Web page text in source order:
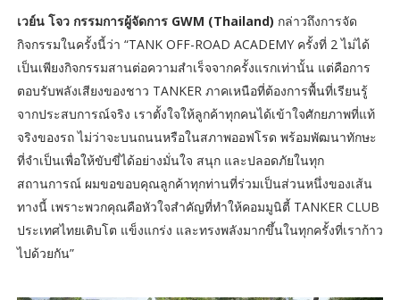
เวย์น โจว กรรมการผู้จัดการ GWM (Thailand) กล่าวถึงการจัด
กิจกรรมในครั้งนี้ว่า “TANK OFF-ROAD ACADEMY ครั้งที่ 2 ไม่ได้
เป็นเพียงกิจกรรมสานต่อความสำเร็จจากครั้งแรกเท่านั้น แต่คือการ
ตอบรับพลังเสียงของชาว TANKER ภาคเหนือที่ต้องการพื้นที่เรียนรู้
จากประสบการณ์จริง เราตั้งใจให้ลูกค้าทุกคนได้เข้าใจศักยภาพที่แท้
จริงของรถ ไม่ว่าจะบนถนนหรือในสภาพออฟโรด พร้อมพัฒนาทักษะ
ที่จำเป็นเพื่อให้ขับขี่ได้อย่างมั่นใจ สนุก และปลอดภัยในทุก
สถานการณ์ ผมขอขอบคุณลูกค้าทุกท่านที่ร่วมเป็นส่วนหนึ่งของเส้น
ทางนี้ เพราะพวกคุณคือหัวใจสำคัญที่ทำให้คอมมูนิตี้ TANKER CLUB
ประเทศไทยเติบโต แข็งแกร่ง และทรงพลังมากขึ้นในทุกครั้งที่เราก้าว
ไปด้วยกัน”